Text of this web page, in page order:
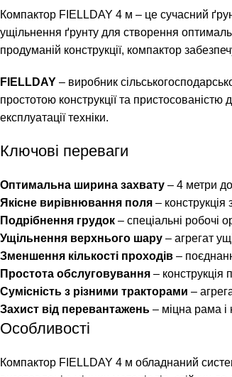
Компактор FIELLDAY 4 м – це сучасний
ущільнення ґрунту для створення
продуманій конструкції, компактор
FIELLDAY – виробник
простотою конструкції та
експлуатації техніки.
Ключові переваги
Оптимальна ширина захвату – 4 метри
Якісне вирівнювання поля –
Подрібнення грудок – спеціальні робочі
Ущільнення верхнього шару – агрегат
Зменшення кількості проходів –
Простота обслуговування – конструкція
Сумісність з різними тракторами –
Захист від перевантажень – міцна рама і
Особливості
Компактор FIELLDAY 4 м обладнаний